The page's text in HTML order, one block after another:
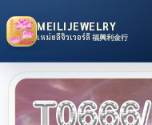
MEILIJEWELRY
เหม่ยลี่จิวเวอร์ลี่ 福興利金行